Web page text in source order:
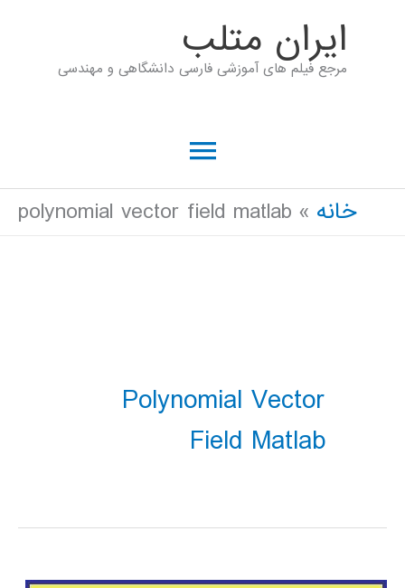
ايران متلب
مرجع فیلم های آموزشی فارسی دانشگاهی و مهندسی
فهرست
اصلی
خانه polynomial vector field matlab
Polynomial Vector
Field Matlab